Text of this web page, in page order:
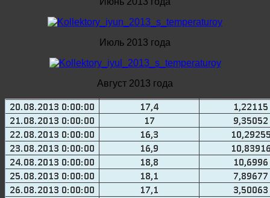
Июль 2013 года
Август 2013 года